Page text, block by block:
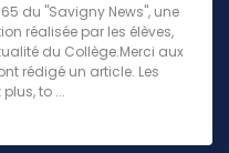
du "Savigny News", une
réalisée par les élèves,
du Collège.Merci aux
rédigé un article. Les
to ...